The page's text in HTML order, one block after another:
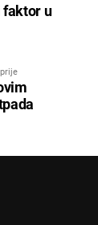
faktor u